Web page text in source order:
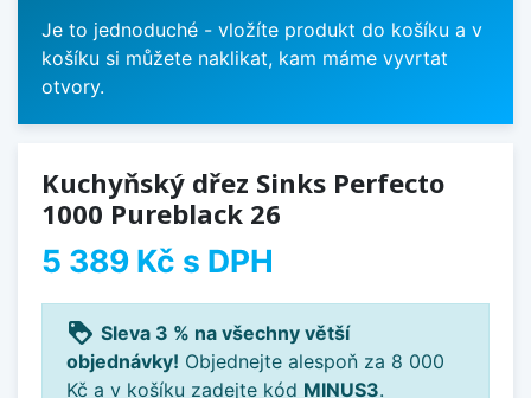
Je to jednoduché - vložíte produkt do košíku a v
košíku si můžete naklikat, kam máme vyvrtat
otvory.
Kuchyňský dřez Sinks Perfecto
1000 Pureblack 26
5 389 Kč s DPH
loyalty Sleva 3 % na všechny větší
objednávky! Objednejte alespoň za 8 000
Kč a v košíku zadejte kód MINUS3.